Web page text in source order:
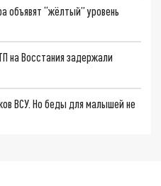
объявят “жёлтый” уровень
на Восстания задержали
ВСУ. Но беды для малышей не